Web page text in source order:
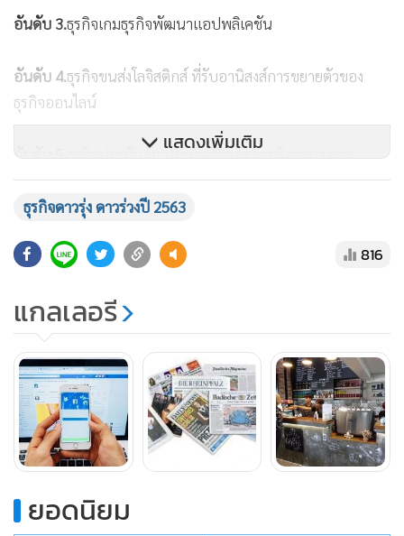
อันดับ 3.ธุรกิจเกมธุรกิจพัฒนาแอปพลิเคชัน
อันดับ 4.ธุรกิจขนส่งโลจิสติกส์ ที่รับอานิสงส์การขยายตัวของ
ธุรกิจออนไลน์
อันดับ 5.ธุรกิจประกันภัย ประกันชีวิต ธุรกิจบริการทางการ
แพทย์และความงาม ที่มีคะแนนเท่ากัน ซึ่งขึ้นมาติดอันดับของ
ธุรกิจประกันภัยและประกันชีวิตในครั้งนี้ ได้รับผลดีจากการยก
ความต้องการซื้อประกันภัย เพื่อคุ้มครองความเสี่ยงต่อบริษัทและ
และไทยเข้าสู่สังคมผู้สูงอายุ ทำให้มีการวางแผนทางการเงินเพิ่ม
ขึ้น
อันดับ 6.ธุรกิจอาหารและเครื่องดื่มและธุรกิจบนสตรีทฟู้ด ทั้งนี้
ธุรกิจบนสตรีทฟู้ด เป็นธุรกิจที่ได้รับความนิยมจากนักท่องเที่ยว
ทั้งไทยและต่างประเทศ ที่สำคัญรัฐบาลและภาคเอกชนมีนโยบาย
สนับสนุนการเปิดถนนคนเดิน เพื่อดึงดูดการท่องเที่ยว และเชื่อ
เสียงของประเทศด้านสตรีทฟู้ด ค่อนข้างมีชื่อเสียงในระดับโลก
แสดงเพิ่มเติม
ธุรกิจดาวรุ่ง ดาวร่วงปี 2563
816
แกลเลอรี
ยอดนิยม